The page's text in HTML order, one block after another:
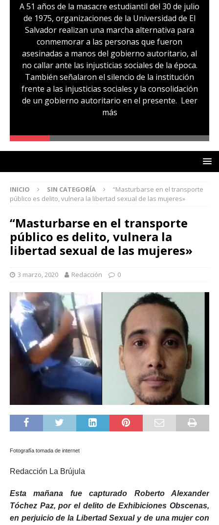
A 51 años de la masacre estudiantil del 30 de julio
de 1975, organizaciones de la Universidad de El
Salvador realizan una marcha alternativa para
conmemorar a las personas que fueron
asesinadas a manos del gobierno autoritario, al
no callar ante las injusticias sociales de la época.
También señalaron el silencio de la institución
frente a las injusticias sociales y la consolidación
de un gobierno autoritario en el presente. Leer
más
INICIO SIN CATEGORÍA
“Masturbarse en el transporte
público es delito, vulnera la libertad sexual de las mujeres»
“Masturbarse en el transporte
público es delito, vulnera la
libertad sexual de las mujeres»
3 marzo, 2020 Redacción 0
Fotografía tomada de internet
Redacción La Brújula
Esta mañana fue capturado Roberto Alexander
Tóchez Paz, por el delito de Exhibiciones Obscenas,
en perjuicio de la Libertad Sexual y de una mujer con